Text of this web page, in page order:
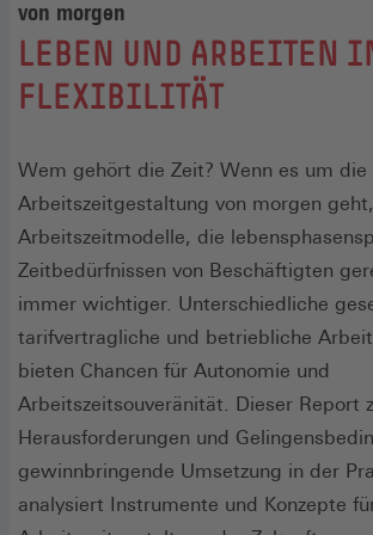
von morgen
:
LEBEN UND ARBEITEN
FLEXIBILITÄT
Wem gehört die Zeit? Wenn es um die
Arbeitszeitgestaltung von morgen
Arbeitszeitmodelle, die
Zeitbedürfnissen von Beschäftigten
immer wichtiger. Unterschiedliche
tarifvertragliche und betriebliche
bieten Chancen für Autonomie und
Arbeitszeitsouveränität. Dieser Report
Herausforderungen und
gewinnbringende Umsetzung in der
analysiert Instrumente und Konzepte